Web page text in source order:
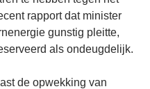
rapport dat minister
gunstig pleitte,
als ondeugdelijk.
de opwekking van